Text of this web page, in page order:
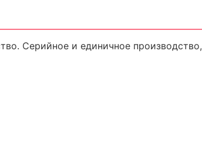
Серийное и единичное производство,